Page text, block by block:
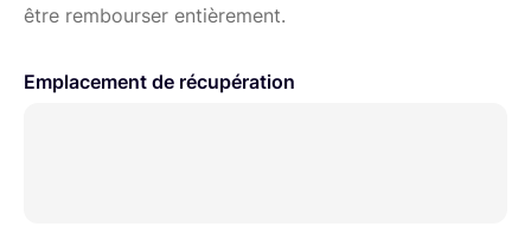
être rembourser entièrement.
Emplacement de récupération